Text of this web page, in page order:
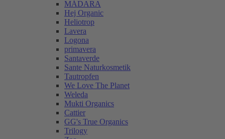
MÁDARA
Hej Organic
Heliotrop
Lavera
Logona
primavera
Santaverde
Sante Naturkosmetik
Tautropfen
We Love The Planet
Weleda
Mukti Organics
Cattier
GG's True Organics
Trilogy